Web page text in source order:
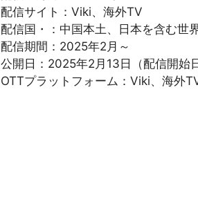
配信サイト：Viki、海外TV
配信国・：中国本土、日本を含む世
配信期間：2025年2月～
公開日：2025年2月13日（配信開始日
OTTプラットフォーム：Viki、海外